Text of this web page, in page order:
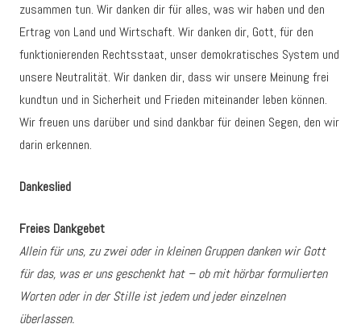
zusammen tun. Wir danken dir für alles, was wir haben und den
Ertrag von Land und Wirtschaft. Wir danken dir, Gott, für den
funktionierenden Rechtsstaat, unser demokratisches System und
unsere Neutralität. Wir danken dir, dass wir unsere Meinung frei
kundtun und in Sicherheit und Frieden miteinander leben können.
Wir freuen uns darüber und sind dankbar für deinen Segen, den wir
darin erkennen.
Dankeslied
Freies Dankgebet
Allein für uns, zu zwei oder in kleinen Gruppen danken wir Gott
für das, was er uns geschenkt hat – ob mit hörbar formulierten
Worten oder in der Stille ist jedem und jeder einzelnen
überlassen.